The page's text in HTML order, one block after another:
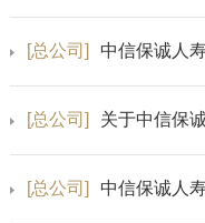
[总公司] 中信保诚人寿保险有限公
[总公司] 关于中信保诚人寿保险有限公司山东省
[总公司] 中信保诚人寿保险有限公司保